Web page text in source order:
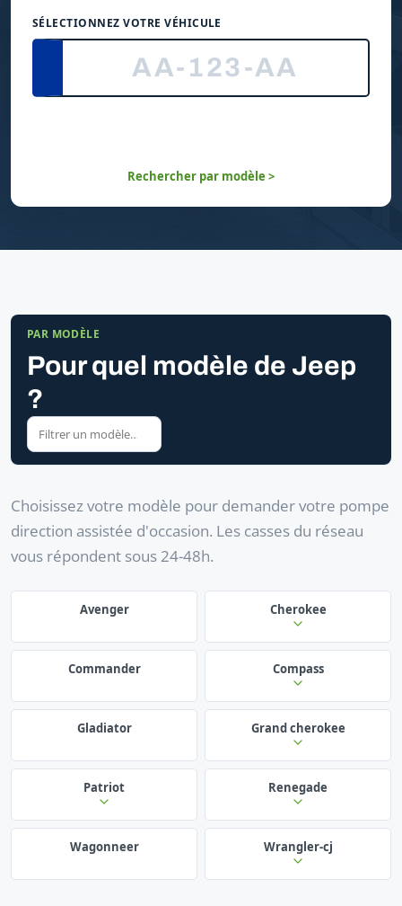
SÉLECTIONNEZ VOTRE VÉHICULE
Rechercher par modèle >
PAR MODÈLE
Pour quel modèle de Jeep
?
Choisissez votre modèle pour demander votre pompe
direction assistée d'occasion. Les casses du réseau
vous répondent sous 24-48h.
Avenger Cherokee
Commander Compass
Gladiator Grand cherokee
Patriot Renegade
Wagonneer Wrangler-cj